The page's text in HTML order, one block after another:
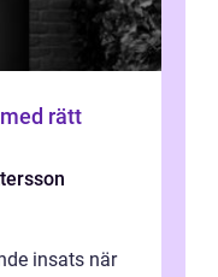
rätt
insats när